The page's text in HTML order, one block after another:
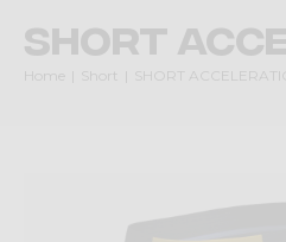
SHORT
Home Short SHORT